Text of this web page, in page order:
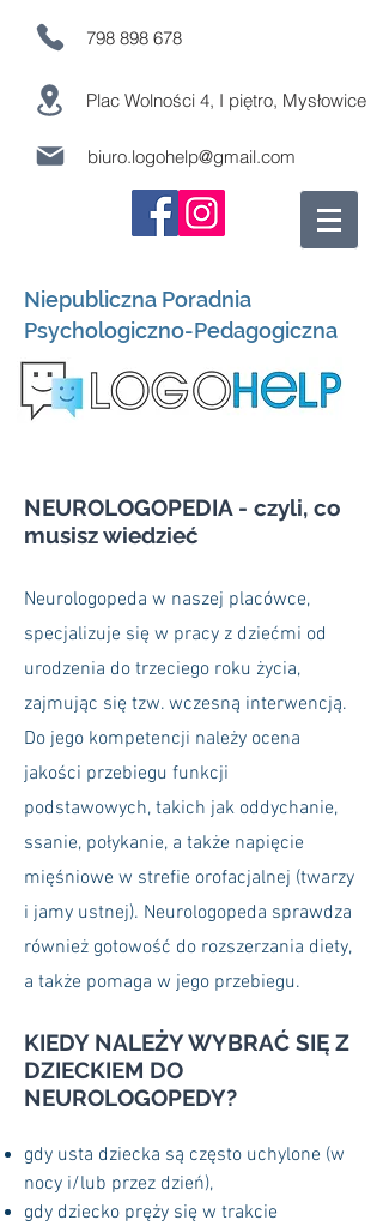
798 898 678
Plac Wolności 4, I piętro, Mysłowice
biuro.logohelp@gmail.com
Niepubliczna Poradnia
Psychologiczno-Pedagogiczna
NEUROLOGOPEDIA - czyli, co
musisz wiedzieć
Neurologopeda w naszej placówce,
specjalizuje się w pracy z dziećmi od
urodzenia do trzeciego roku życia,
zajmując się tzw. wczesną interwencją.
Do jego kompetencji należy ocena
jakości przebiegu funkcji
podstawowych, takich jak oddychanie,
ssanie, połykanie, a także napięcie
mięśniowe w strefie orofacjalnej (twarzy
i jamy ustnej). Neurologopeda sprawdza
również gotowość do rozszerzania diety,
a także pomaga w jego przebiegu.
KIEDY NALEŻY WYBRAĆ SIĘ Z
DZIECKIEM DO
NEUROLOGOPEDY?
gdy usta dziecka są często uchylone (w
nocy i/lub przez dzień),
gdy dziecko pręży się w trakcie